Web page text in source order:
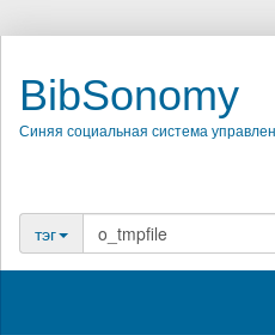
BibSonomy
Синяя социальная система
тэг